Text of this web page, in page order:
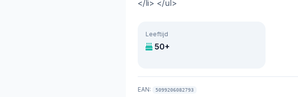
</li> </ul>
Leeftijd
50+
EAN: 5099206082793